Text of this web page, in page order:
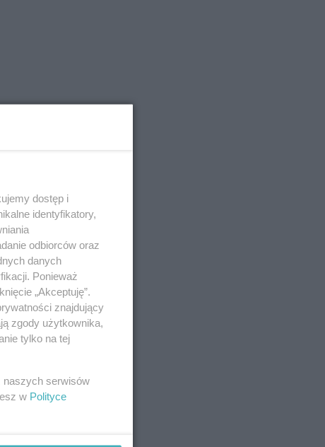
dostęp i
identyfikatory,
odbiorców oraz
danych
Ponieważ
„Akceptuję”.
znajdujący
zgody użytkownika,
tylko na tej
naszych serwisów
w Polityce